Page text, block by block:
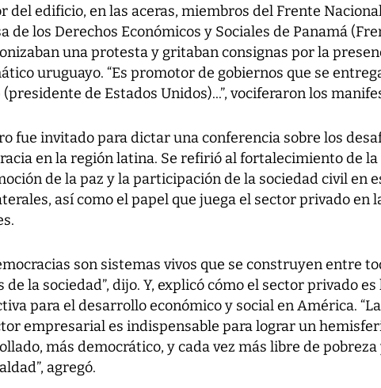
del edificio, en las aceras, miembros del Frente
de los Derechos Económicos y Sociales de Panamá
una protesta y gritaban consignas por la
uruguayo. “Es promotor de gobiernos que se
de Estados Unidos)...”, vociferaron los
fue invitado para dictar una conferencia sobre los
en la región latina. Se refirió al fortalecimiento de la
de la paz y la participación de la sociedad civil en
así como el papel que juega el sector privado en
son sistemas vivos que se construyen entre
de la sociedad”, dijo. Y, explicó cómo el sector privado
para el desarrollo económico y social en América.
empresarial es indispensable para lograr un
más democrático, y cada vez más libre de pobreza
agregó.